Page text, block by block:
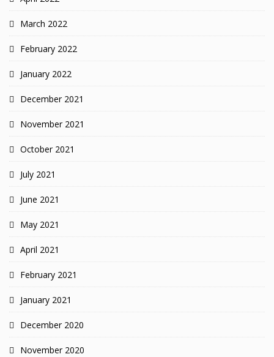
March 2022
February 2022
January 2022
December 2021
November 2021
October 2021
July 2021
June 2021
May 2021
April 2021
February 2021
January 2021
December 2020
November 2020